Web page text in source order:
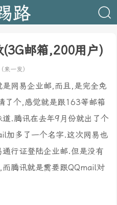
路
(3G邮箱,200用户)
来一发）
网易企业邮,而且,是完全免
了个,感觉就是跟163等邮箱
道.腾讯在去年9月份就出了个
加多了一个名字.这次网易也
行证登陆企业邮.但是没有
腾讯就是需要跟QQmail对